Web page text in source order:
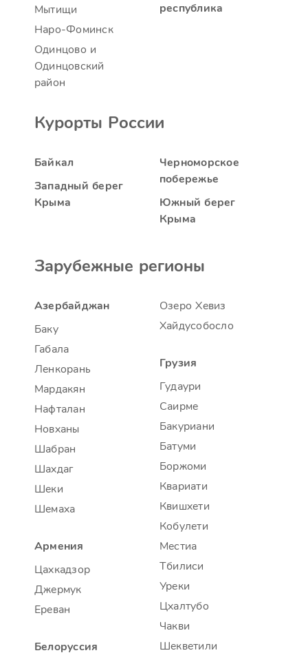
Мытищи
Наро-Фоминск
Одинцово и
Одинцовский
район
республика
Курорты России
Байкал
Западный берег
Крыма
Черноморское
побережье
Южный берег
Крыма
Зарубежные регионы
Азербайджан
Баку
Габала
Ленкорань
Мардакян
Нафталан
Новханы
Шабран
Шахдаг
Шеки
Шемаха
Армения
Цахкадзор
Джермук
Ереван
Белоруссия
Озеро Хевиз
Хайдусобосло
Грузия
Гудаури
Саирме
Бакуриани
Батуми
Боржоми
Квариати
Квишхети
Кобулети
Местиа
Тбилиси
Уреки
Цхалтубо
Чакви
Шекветили